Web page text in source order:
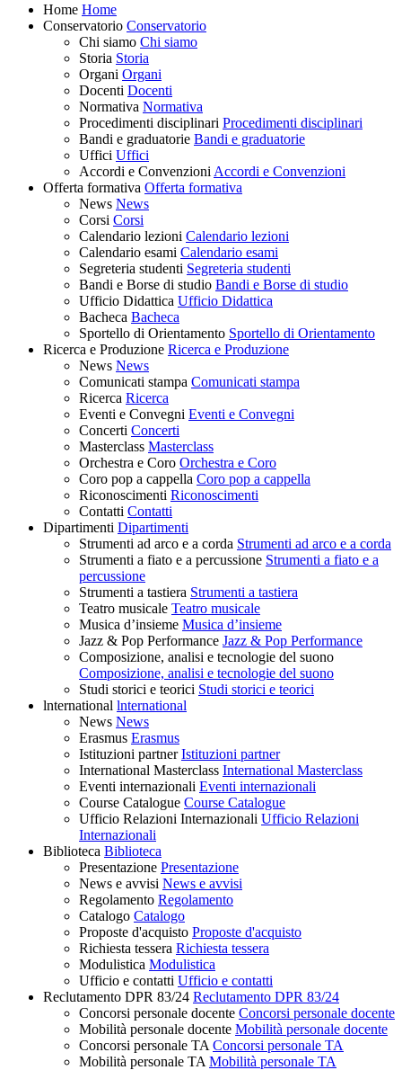
Home Home
Conservatorio Conservatorio
Chi siamo Chi siamo
Storia Storia
Organi Organi
Docenti Docenti
Normativa Normativa
Procedimenti disciplinari Procedimenti disciplinari
Bandi e graduatorie Bandi e graduatorie
Uffici Uffici
Accordi e Convenzioni Accordi e Convenzioni
Offerta formativa Offerta formativa
News News
Corsi Corsi
Calendario lezioni Calendario lezioni
Calendario esami Calendario esami
Segreteria studenti Segreteria studenti
Bandi e Borse di studio Bandi e Borse di studio
Ufficio Didattica Ufficio Didattica
Bacheca Bacheca
Sportello di Orientamento Sportello di Orientamento
Ricerca e Produzione Ricerca e Produzione
News News
Comunicati stampa Comunicati stampa
Ricerca Ricerca
Eventi e Convegni Eventi e Convegni
Concerti Concerti
Masterclass Masterclass
Orchestra e Coro Orchestra e Coro
Coro pop a cappella Coro pop a cappella
Riconoscimenti Riconoscimenti
Contatti Contatti
Dipartimenti Dipartimenti
Strumenti ad arco e a corda Strumenti ad arco e a corda
Strumenti a fiato e a percussione Strumenti a fiato e a
percussione
Strumenti a tastiera Strumenti a tastiera
Teatro musicale Teatro musicale
Musica d’insieme Musica d’insieme
Jazz & Pop Performance Jazz & Pop Performance
Composizione, analisi e tecnologie del suono
Composizione, analisi e tecnologie del suono
Studi storici e teorici Studi storici e teorici
lnternational lnternational
News News
Erasmus Erasmus
Istituzioni partner Istituzioni partner
International Masterclass International Masterclass
Eventi internazionali Eventi internazionali
Course Catalogue Course Catalogue
Ufficio Relazioni Internazionali Ufficio Relazioni
Internazionali
Biblioteca Biblioteca
Presentazione Presentazione
News e avvisi News e avvisi
Regolamento Regolamento
Catalogo Catalogo
Proposte d'acquisto Proposte d'acquisto
Richiesta tessera Richiesta tessera
Modulistica Modulistica
Ufficio e contatti Ufficio e contatti
Reclutamento DPR 83/24 Reclutamento DPR 83/24
Concorsi personale docente Concorsi personale docente
Mobilità personale docente Mobilità personale docente
Concorsi personale TA Concorsi personale TA
Mobilità personale TA Mobilità personale TA